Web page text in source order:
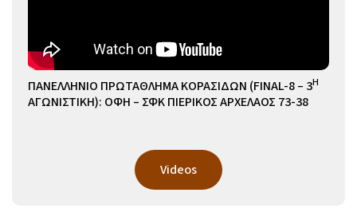
ΠΑΝΕΛΛΗΝΙΟ ΠΡΩΤΑΘΛΗΜΑ ΚΟΡΑΣΙΔΩΝ (FINAL-8 – 3Η
ΑΓΩΝΙΣΤΙΚΗ): ΟΦΗ – ΣΦΚ ΠΙΕΡΙΚΟΣ ΑΡΧΕΛΑΟΣ 73-38
Videos